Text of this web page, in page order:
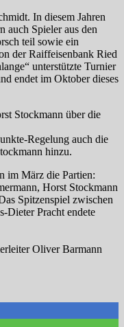
In diesem Jahren
auch Spieler aus den
teil sowie ein
der Raiffeisenbank Ried
unterstützte Turnier
endet im Oktober dieses
Stockmann über die
Regelung auch die
hinzu.
im März die Partien:
Horst Stockmann
Spitzenspiel zwischen
Dieter Pracht endete
Oliver Barmann